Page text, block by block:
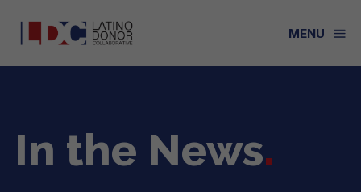
a
MENU
In the News.